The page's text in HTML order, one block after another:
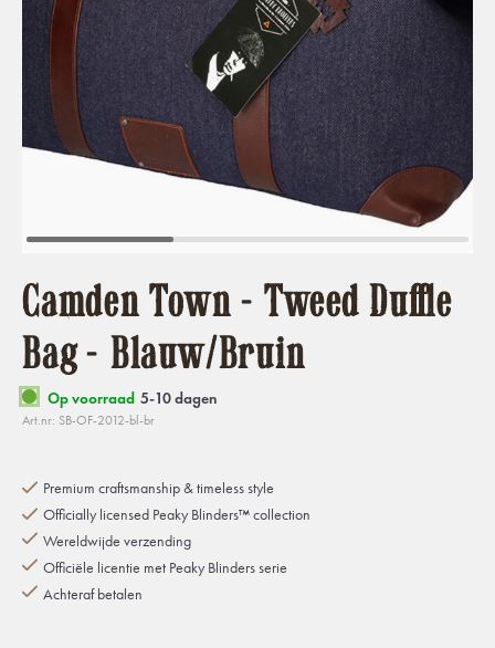
Camden Town - Tweed Duffle
Bag - Blauw/Bruin
Op voorraad 5-10 dagen
Art.nr: SB-OF-2012-bl-br
Premium craftsmanship & timeless style
Officially licensed Peaky Blinders™ collection
Wereldwijde verzending
Officiële licentie met Peaky Blinders serie
Achteraf betalen